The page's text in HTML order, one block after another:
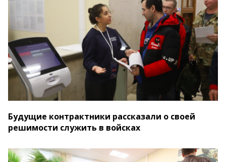
Будущие контрактники рассказали о своей
решимости служить в войсках